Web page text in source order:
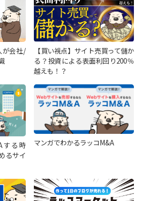
が会社/
【買い視点】サイト売買って儲か
る？投資による表面利回り200％
越えも！？
する時
るサイ
マンガでわかるラッコM&A